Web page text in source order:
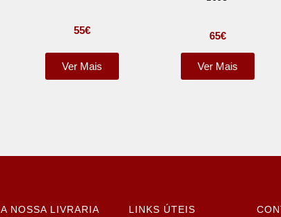
55€
Ver Mais
65€
Ver Mais
A NOSSA LIVRARIA LINKS ÚTEIS